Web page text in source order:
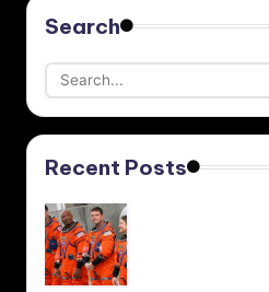
Search
Recent Posts